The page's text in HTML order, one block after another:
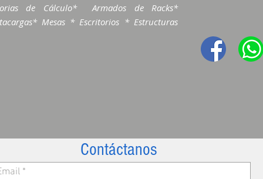
de Cálculo* Armados de Racks*
Mesas * Escritorios * Estructuras
Contáctanos